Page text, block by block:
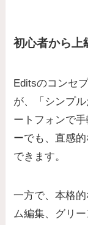
初心者から上
Editsのコンセ
が、「シンプ
ートフォンで
ーでも、直感
できます。
一方で、本格
ム編集、グリ